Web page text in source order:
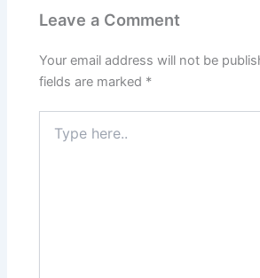
Leave a Comment
Your email address will not be
fields are marked *
here..